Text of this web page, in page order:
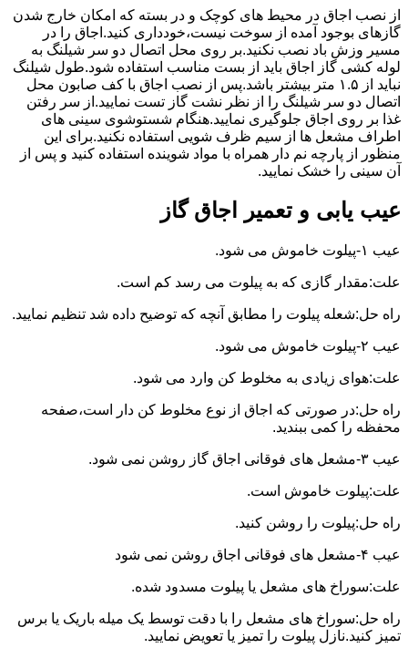
از نصب اجاق در محیط های کوچک و در بسته که امکان خارج شدن
گازهای بوجود آمده از سوخت نیست،خودداری کنید.اجاق را در
مسیر وزش باد نصب نکنید.بر روی محل اتصال دو سر شیلنگ به
لوله کشی گاز اجاق باید از بست مناسب استفاده شود.طول شیلنگ
نباید از ۱.۵ متر بیشتر باشد.پس از نصب اجاق با کف صابون محل
اتصال دو سر شیلنگ را از نظر نشت گاز تست نمایید.از سر رفتن
غذا بر روی اجاق جلوگیری نمایید.هنگام شستوشوی سینی های
اطراف مشعل ها از سیم ظرف شویی استفاده نکنید.برای این
منظور از پارچه نم دار همراه با مواد شوینده استفاده کنید و پس از
آن سینی را خشک نمایید.
عیب یابی و تعمیر اجاق گاز
عیب ۱-پیلوت خاموش می شود.
علت:مقدار گازی که به پیلوت می رسد کم است.
راه حل:شعله پیلوت را مطابق آنچه که توضیح داده شد تنظیم نمایید.
عیب ۲-پیلوت خاموش می شود.
علت:هوای زیادی به مخلوط کن وارد می شود.
راه حل:در صورتی که اجاق از نوع مخلوط کن دار است،صفحه
محفظه را کمی ببندید.
عیب ۳-مشعل های فوقانی اجاق گاز روشن نمی شود.
علت:پیلوت خاموش است.
راه حل:پیلوت را روشن کنید.
عیب ۴-مشعل های فوقانی اجاق روشن نمی شود
علت:سوراخ های مشعل یا پیلوت مسدود شده.
راه حل:سوراخ های مشعل را با دقت توسط یک میله باریک یا برس
تمیز کنید.نازل پیلوت را تمیز یا تعویض نمایید.